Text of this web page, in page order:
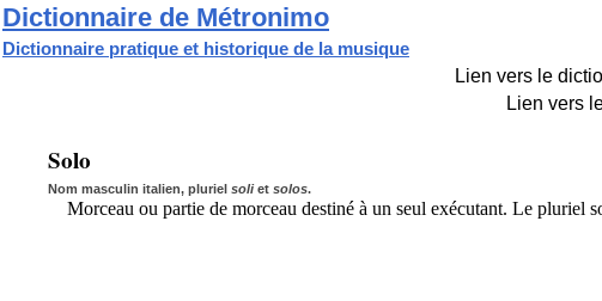
Dictionnaire de Métronimo
Dictionnaire pratique et historique de la musique
Lien vers le
Lien vers
Solo
Nom masculin italien, plurielsolietsolos.
Morceau ou partie de morceau destiné à un seul exécutant. Le pluriel